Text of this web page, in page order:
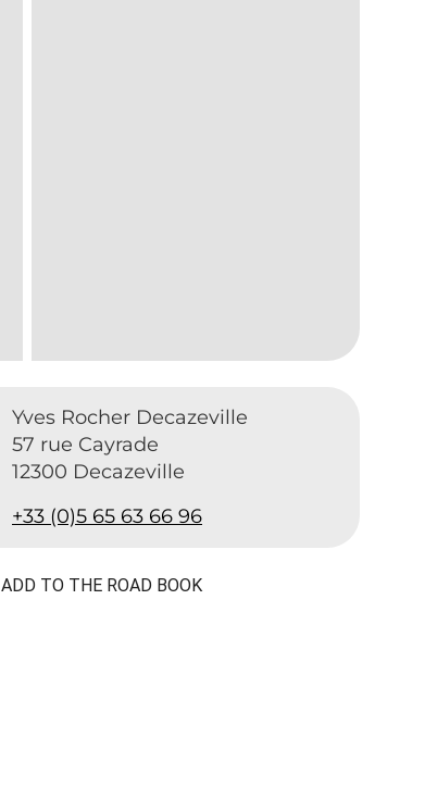
Yves Rocher Decazeville
57 rue Cayrade
12300 Decazeville
+33 (0)5 65 63 66 96
ADD TO THE ROAD BOOK